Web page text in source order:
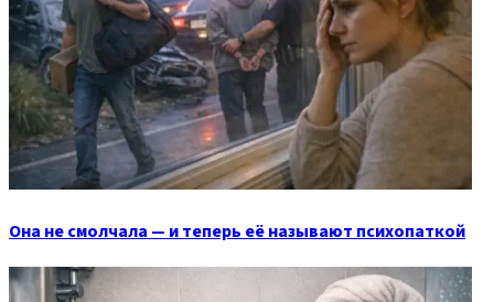
Она не смолчала — и теперь её называют психопаткой